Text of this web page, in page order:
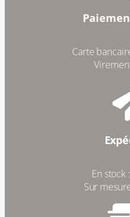
Carte
En stock
Sur